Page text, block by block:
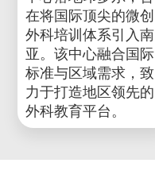
在将国际顶尖的微创
外科培训体系引入南
亚。该中心融合国际
标准与区域需求，致
力于打造地区领先的
外科教育平台。